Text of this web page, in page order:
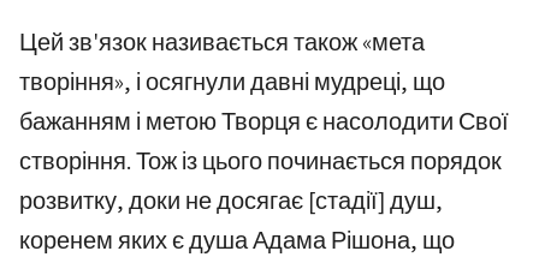
Цей зв'язок називається також «мета
творіння», і осягнули давні мудреці, що
бажанням і метою Творця є насолодити Свої
створіння. Тож із цього починається порядок
розвитку, доки не досягає [стадії] душ,
коренем яких є душа Адама Рішона, що